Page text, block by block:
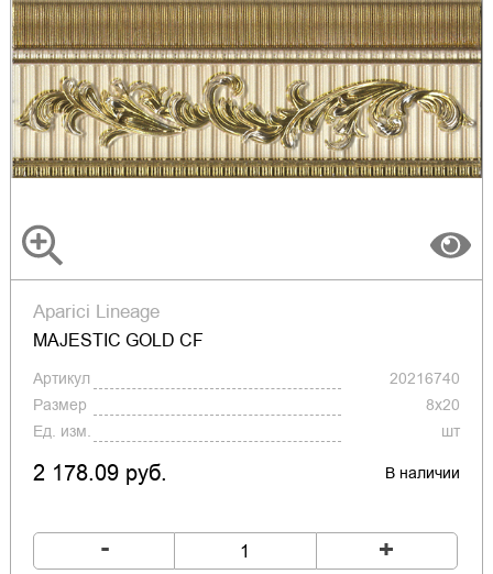
Aparici Lineage
MAJESTIC GOLD CF
Артикул
20216740
Размер
8x20
Ед. изм.
шт
2 178.09 руб. В наличии
- +